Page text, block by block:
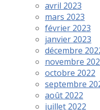
avril 2023
mars 2023
février 2023
janvier 2023
décembre
novembre
octobre 2022
septembre
août 2022
juillet 2022